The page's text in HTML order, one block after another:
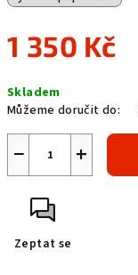
1 350 Kč
cena:
Skladem
Můžeme doručit do:
+
−
Zeptat se